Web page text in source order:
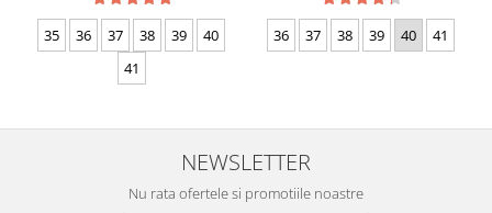
35 36 37 38 39
40
41
36 37 38 39 40 41
NEWSLETTER
Nu rata ofertele si promotiile noastre